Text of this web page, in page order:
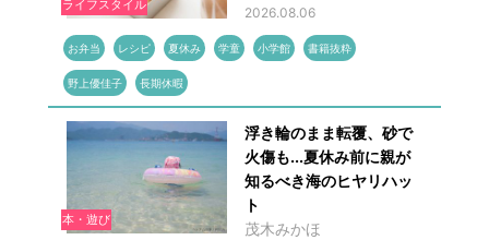
ライフスタイル
2026.08.06
お弁当 レシピ 夏休み 学童 小学館 書籍抜粋
野上優佳子 長期休暇
本・遊び
浮き輪のまま転覆、砂で
火傷も...夏休み前に親が
知るべき海のヒヤリハッ
ト
茂木みかほ